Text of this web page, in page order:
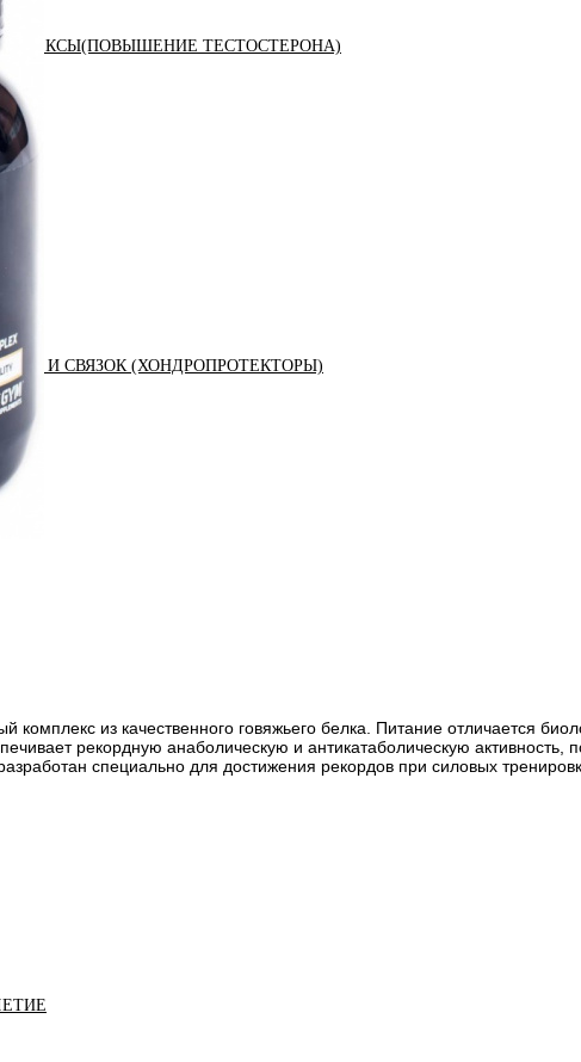
ТЕСТОСТЕРОНА)
И СВЯЗОК (ХОНДРОПРОТЕКТОРЫ)
из качественного говяжьего белка. Питание отличается
рекордную анаболическую и антикатаболическую
специально для достижения рекордов при силовых